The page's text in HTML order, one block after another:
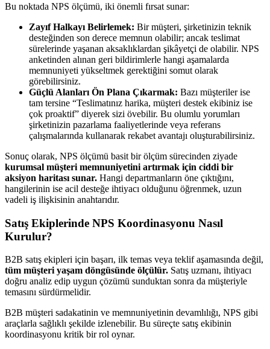
Bu noktada NPS ölçümü, iki önemli fırsat sunar:
Zayıf Halkayı Belirlemek: Bir müşteri, şirketinizin teknik
desteğinden son derece memnun olabilir; ancak teslimat
sürelerinde yaşanan aksaklıklardan şikâyetçi de olabilir. NPS
anketinden alınan geri bildirimlerle hangi aşamalarda
memnuniyeti yükseltmek gerektiğini somut olarak
görebilirsiniz.
Güçlü Alanları Ön Plana Çıkarmak: Bazı müşteriler ise
tam tersine “Teslimatınız harika, müşteri destek ekibiniz ise
çok proaktif” diyerek sizi övebilir. Bu olumlu yorumları
şirketinizin pazarlama faaliyetlerinde veya referans
çalışmalarında kullanarak rekabet avantajı oluşturabilirsiniz.
Sonuç olarak, NPS ölçümü basit bir ölçüm sürecinden ziyade
kurumsal müşteri memnuniyetini artırmak için ciddi bir
aksiyon haritası sunar. Hangi departmanların öne çıktığını,
hangilerinin ise acil desteğe ihtiyacı olduğunu öğrenmek, uzun
vadeli iş ilişkisinin anahtarıdır.
Satış Ekiplerinde NPS Koordinasyonu Nasıl
Kurulur?
B2B satış ekipleri için başarı, ilk temas veya teklif aşamasında değil,
tüm müşteri yaşam döngüsünde ölçülür. Satış uzmanı, ihtiyacı
doğru analiz edip uygun çözümü sunduktan sonra da müşteriyle
temasını sürdürmelidir.
B2B müşteri sadakatinin ve memnuniyetinin devamlılığı, NPS gibi
araçlarla sağlıklı şekilde izlenebilir. Bu süreçte satış ekibinin
koordinasyonu kritik bir rol oynar.